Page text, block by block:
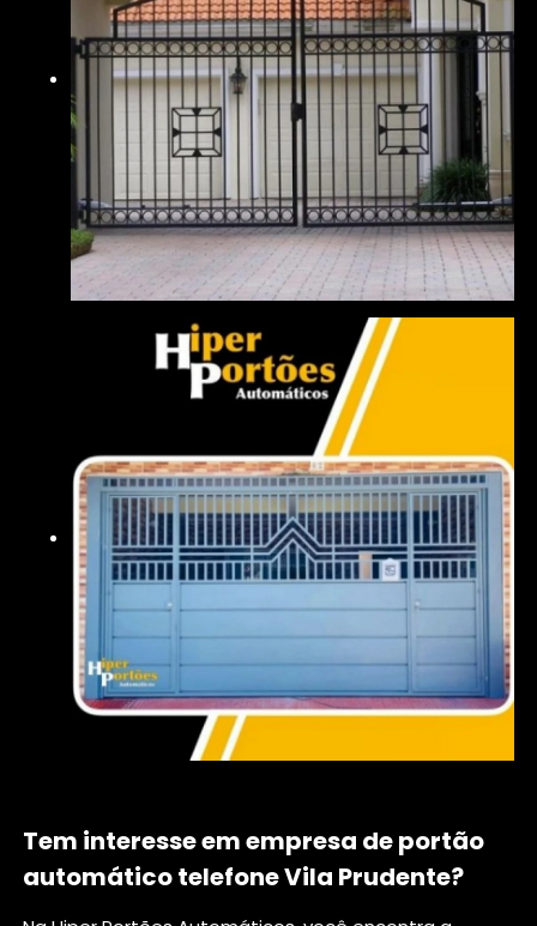
Tem interesse em empresa de portão
automático telefone Vila Prudente?